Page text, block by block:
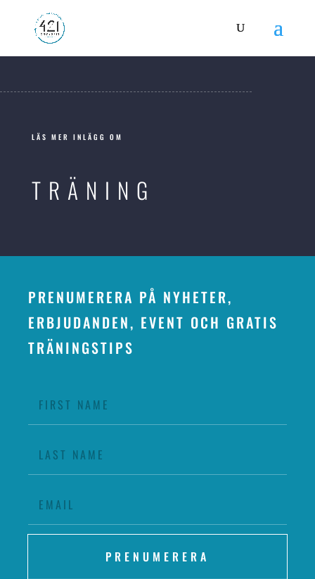
LÄS MER INLÄGG OM
TRÄNING
PRENUMERERA PÅ NYHETER,
ERBJUDANDEN, EVENT OCH GRATIS
TRÄNINGSTIPS
PRENUMERERA